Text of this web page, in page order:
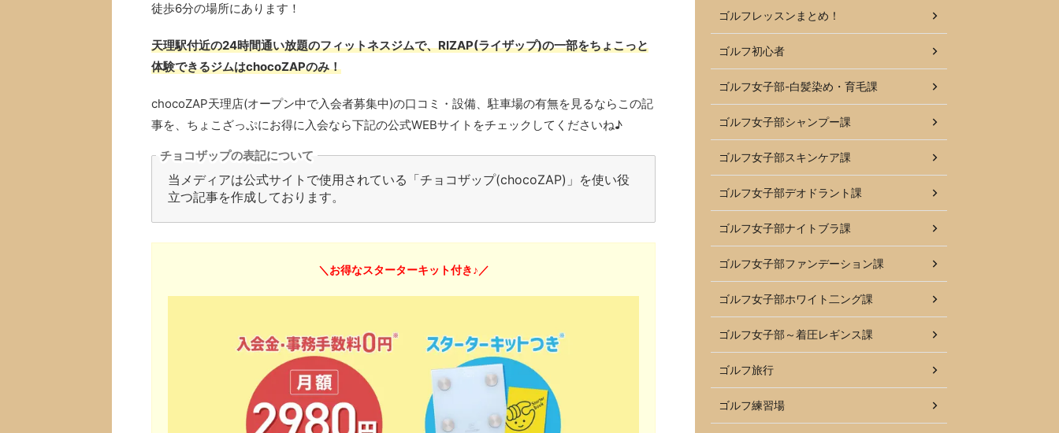
徒歩6分の場所にあります！
天理駅付近の24時間通い放題のフィットネスジムで、RIZAP(ライザップ)の一部をちょこっと
体験できるジムはchocoZAPのみ！
chocoZAP天理店(オープン中で入会者募集中)の口コミ・設備、駐車場の有無を見るならこの記
事を、ちょこざっぷにお得に入会なら下記の公式WEBサイトをチェックしてくださいね♪
チョコザップの表記について
当メディアは公式サイトで使用されている「チョコザップ(chocoZAP)」を使い役
立つ記事を作成しております。
＼お得なスターターキット付き♪／
ゴルフレッスンまとめ！
ゴルフ初心者
ゴルフ女子部-白髪染め・育毛課
ゴルフ女子部シャンプー課
ゴルフ女子部スキンケア課
ゴルフ女子部デオドラント課
ゴルフ女子部ナイトブラ課
ゴルフ女子部ファンデーション課
ゴルフ女子部ホワイト二ング課
ゴルフ女子部～着圧レギンス課
ゴルフ旅行
ゴルフ練習場